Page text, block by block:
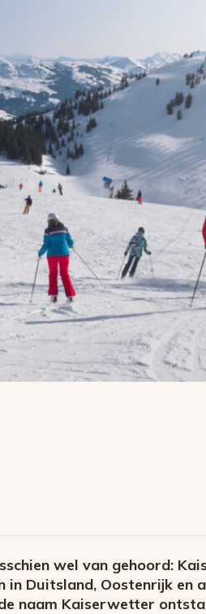
wel van gehoord:
Duitsland, Oostenrijk en
naam Kaiserwetter